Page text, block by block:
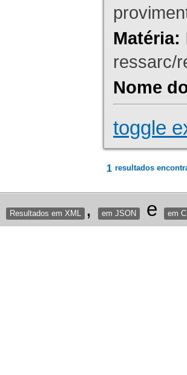
Matéria:
ressarc/
Nome
toggle
1 resultados
Resultados em XML , em JSON e em